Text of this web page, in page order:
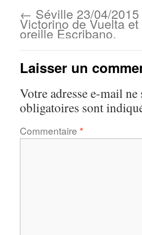
← Séville 23/04/2015
Victorino de Vuelta et
oreille Escribano.
Laisser un
Votre adresse e-mail ne
obligatoires sont
Commentaire *